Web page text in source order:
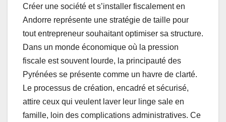
Créer une société et s’installer fiscalement en
Andorre représente une stratégie de taille pour
tout entrepreneur souhaitant optimiser sa structure.
Dans un monde économique où la pression
fiscale est souvent lourde, la principauté des
Pyrénées se présente comme un havre de clarté.
Le processus de création, encadré et sécurisé,
attire ceux qui veulent laver leur linge sale en
famille, loin des complications administratives. Ce